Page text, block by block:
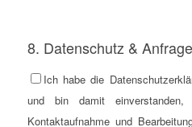
8. Datenschutz &
Ich habe die
und bin damit
Kontaktaufnahme und